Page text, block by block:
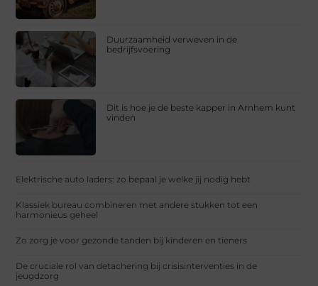
Duurzaamheid verweven in de
bedrijfsvoering
Dit is hoe je de beste kapper in Arnhem kunt
vinden
Elektrische auto laders: zo bepaal je welke jij nodig hebt
Klassiek bureau combineren met andere stukken tot een
harmonieus geheel
Zo zorg je voor gezonde tanden bij kinderen en tieners
De cruciale rol van detachering bij crisisinterventies in de
jeugdzorg